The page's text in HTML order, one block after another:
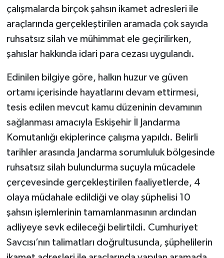
çalışmalarda birçok şahsın ikamet adresleri ile
araçlarında gerçekleştirilen aramada çok sayıda
ruhsatsız silah ve mühimmat ele geçirilirken,
şahıslar hakkında idari para cezası uygulandı.
Edinilen bilgiye göre, halkın huzur ve güven
ortamı içerisinde hayatlarını devam ettirmesi,
tesis edilen mevcut kamu düzeninin devamının
sağlanması amacıyla Eskişehir İl Jandarma
Komutanlığı ekiplerince çalışma yapıldı. Belirli
tarihler arasında Jandarma sorumluluk bölgesinde
ruhsatsız silah bulundurma suçuyla mücadele
çerçevesinde gerçekleştirilen faaliyetlerde, 4
olaya müdahale edildiği ve olay şüphelisi 10
şahsın işlemlerinin tamamlanmasının ardından
adliyeye sevk edileceği belirtildi. Cumhuriyet
Savcısı’nın talimatları doğrultusunda, şüphelilerin